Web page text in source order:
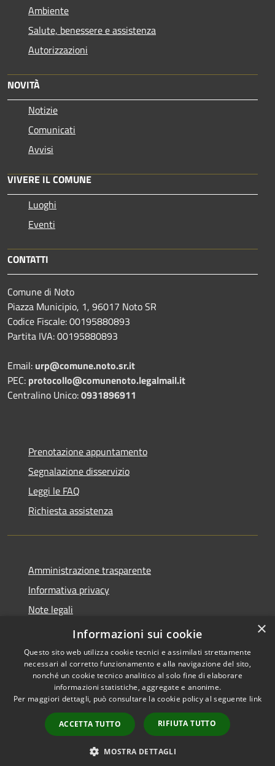
Ambiente
Salute, benessere e assistenza
Autorizzazioni
NOVITÀ
Notizie
Comunicati
Avvisi
VIVERE IL COMUNE
Luoghi
Eventi
CONTATTI
Comune di Noto
Piazza Municipio, 1, 96017 Noto SR
Codice Fiscale: 00195880893
Partita IVA: 00195880893
Email: urp@comune.noto.sr.it
PEC: protocollo@comunenoto.legalmail.it
Centralino Unico:0931896911
Prenotazione appuntamento
Segnalazione disservizio
Leggi le FAQ
Richiesta assistenza
Amministrazione trasparente
Informativa privacy
Note legali
Dichiarazione di accessibilità
Accessibilità
Copyright © 2026 • Città di
Noto • Powered by
Municipium•
Accesso
redazione
×
Informazioni sui cookie
Questo sito web utilizza cookie tecnici e assimilati strettamente
necessari al corretto funzionamento e alla navigazione del sito,
nonché un cookie tecnico analitico al solo fine di elaborare
informazioni statistiche, aggregate e anonime.
Per maggiori dettagli, può consultare la cookie policy al seguente link
ACCETTA TUTTO RIFIUTA TUTTO
MOSTRA DETTAGLI